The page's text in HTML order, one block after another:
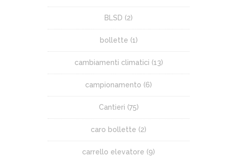
BLSD (2)
bollette (1)
cambiamenti climatici (13)
campionamento (6)
Cantieri (75)
caro bollette (2)
carrello elevatore (9)